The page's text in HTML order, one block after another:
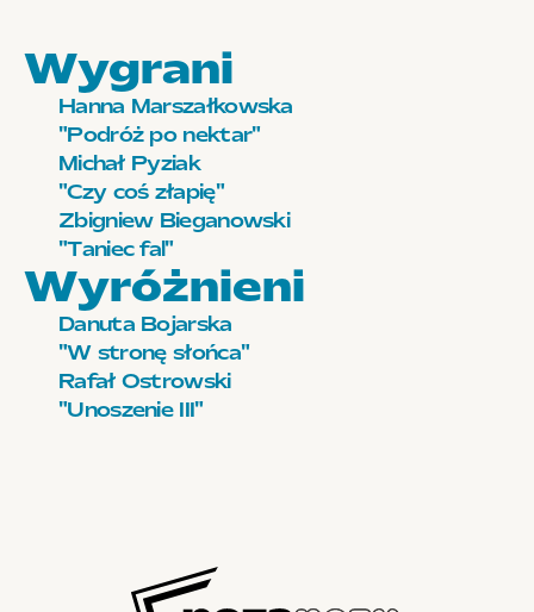
Wygrani
Hanna Marszałkowska
"Podróż po nektar"
Michał Pyziak
"Czy coś złapię"
Zbigniew Bieganowski
"Taniec fal"
Wyróżnieni
Danuta Bojarska
"W stronę słońca"
Rafał Ostrowski
"Unoszenie III"